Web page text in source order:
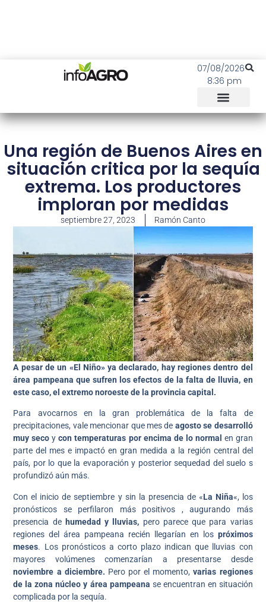
07/08/2026
8:36 pm
Una región de Buenos Aires en
situación critica por la sequía
extrema. Los productores
imploran por medidas
septiembre 27, 2023 Ramón Canto
A pesar de un «El Niño» ya declarado, hay regiones dentro del
área pampeana que sufren los efectos de la falta de lluvia, en
este caso, el extremo noroeste de la provincia capital.
Para avocarnos en la gran problemática de la falta de
precipitaciones, vale mencionar que mes de agosto se desarrolló
muy seco ycon temperaturas por encima de lo normal en gran
parte del mes e impactó en gran medida a la región central del
país, por lo que la evaporación y posterior sequedad del suelo s
profundizó aún más.
Con el inicio de septiembre y sin la presencia de «La Niña«, los
pronósticos se perfilaron más positivos , augurando más
presencia de humedad y lluvias, pero parece que para varias
regiones del área pampeana recién llegarían en lospróximos
meses. Los pronósticos a corto plazo indican que lluvias con
mayores volúmenes comenzarían a presentarse desde
noviembre a diciembre. Pero por el momento,varias regiones
de la zona núcleo y área pampeana se encuentran en situación
complicada por la sequía.